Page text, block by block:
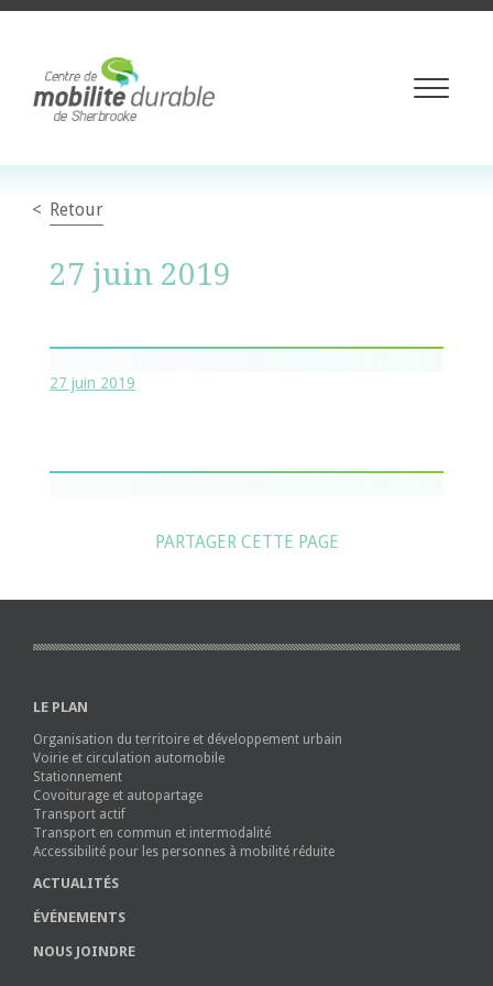
Toggle
Retour
27 juin 2019
27 juin 2019
PARTAGER CETTE PAGE
LE PLAN
Organisation du territoire et développement urbain
Voirie et circulation automobile
Stationnement
Covoiturage et autopartage
Transport actif
Transport en commun et intermodalité
Accessibilité pour les personnes à mobilité réduite
ACTUALITÉS
ÉVÉNEMENTS
NOUS JOINDRE